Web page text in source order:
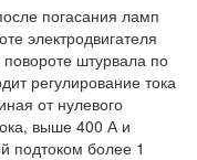
погасания ламп
электродвигателя
штурвала по
регулирование тока
от нулевого
выше 400 А и
подтоком более 1